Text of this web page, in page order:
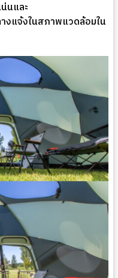
นและ
แจ้งในสภาพแวดล้อมใน